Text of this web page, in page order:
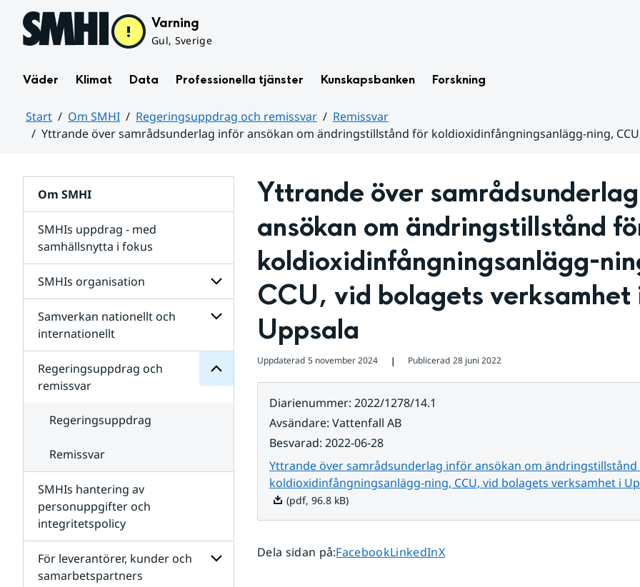
Hoppa till sidans innehåll Varning
Gul, Sverige
Väder Klimat Data Professionella tjänster Kunskapsbanken Forskning
Start Om SMHI Regeringsuppdrag och remissvar
Remissvar
Yttrande över samrådsunderlag inför ansökan om ändringstillstånd för koldioxidinfångningsanlägg-ning,
Om SMHI
SMHIs uppdrag - med
samhällsnytta i fokus
SMHIs organisation
Undersidor
organisation
Samverkan nationellt och
internationellt
Undersidor
för
Samverkan
internationellt
Regeringsuppdrag och
remissvar
för
Regeringsuppdrag
remissvar
Regeringsuppdrag
Remissvar
SMHIs hantering av
personuppgifter och
integritetspolicy
För leverantörer, kunder och
samarbetspartners
Yttrande över
ansökan om ändringstillstånd
koldioxidinfångningsanlägg-
CCU, vid bolagets verksamhet
Uppsala
Uppdaterad 5 november 2024 ❘ Publicerad 28 juni 2022
Diarienummer: 2022/1278/14.1
Avsändare: Vattenfall AB
Besvarad: 2022-06-28
Yttrande över samrådsunderlag inför ansökan om
koldioxidinfångningsanlägg-ning, CCU, vid bolagets verksamhet i
(pdf, 96.8 kB)
Dela sidan på:Dela sidan på
FacebookDela sidan på
LinkedInDela sidan på
X